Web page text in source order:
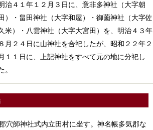
治４１年１２月３日に、意非多神社（大字朝
）・畠田神社（大字和屋）・御薗神社（大字佐
米）・八雲神社（大字大宮田）を、明治４３年
８月２４日に山神社を合祀したが、昭和２２年２
月１１日に、上記神社をすべて元の地に分祀し
。
師神社式内立田村に坐す。神名帳多気郡な